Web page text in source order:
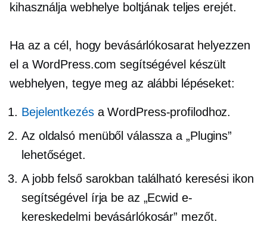
kihasználja webhelye boltjának teljes erejét.
Ha az a cél, hogy bevásárlókosarat helyezzen
el a WordPress.com segítségével készült
webhelyen, tegye meg az alábbi lépéseket:
Bejelentkezésa WordPress-profilodhoz.
Az oldalsó menüből válassza a „Plugins”
lehetőséget.
A jobb felső sarokban található keresési ikon
segítségével írja be az „Ecwid e-
kereskedelmi bevásárlókosár” mezőt.